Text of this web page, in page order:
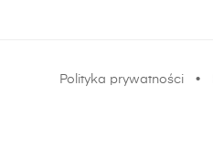
Polityka prywatności•